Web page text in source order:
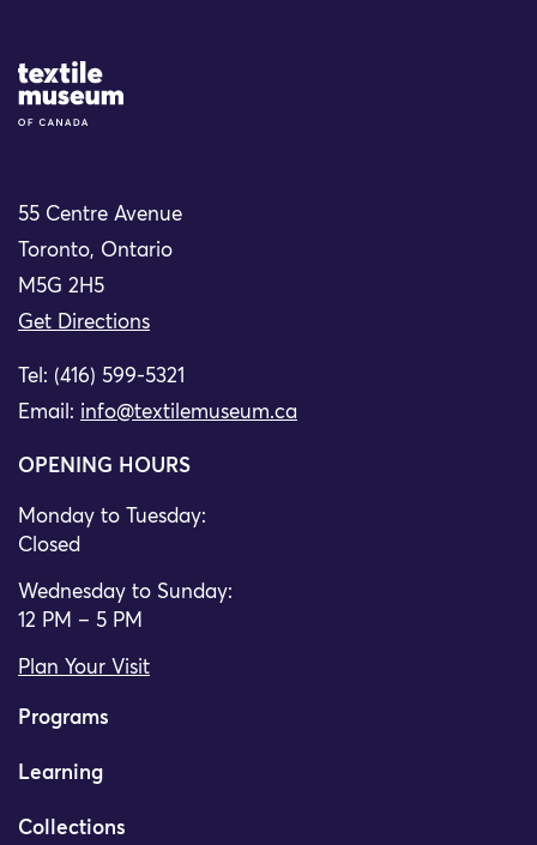
Site Logo
55 Centre Avenue
Toronto, Ontario
M5G 2H5
Get Directions
Tel: (416) 599-5321
Email: info@textilemuseum.ca
OPENING HOURS
Monday to Tuesday:
Closed
Wednesday to Sunday:
12 PM – 5 PM
Plan Your Visit
Programs
Learning
Collections